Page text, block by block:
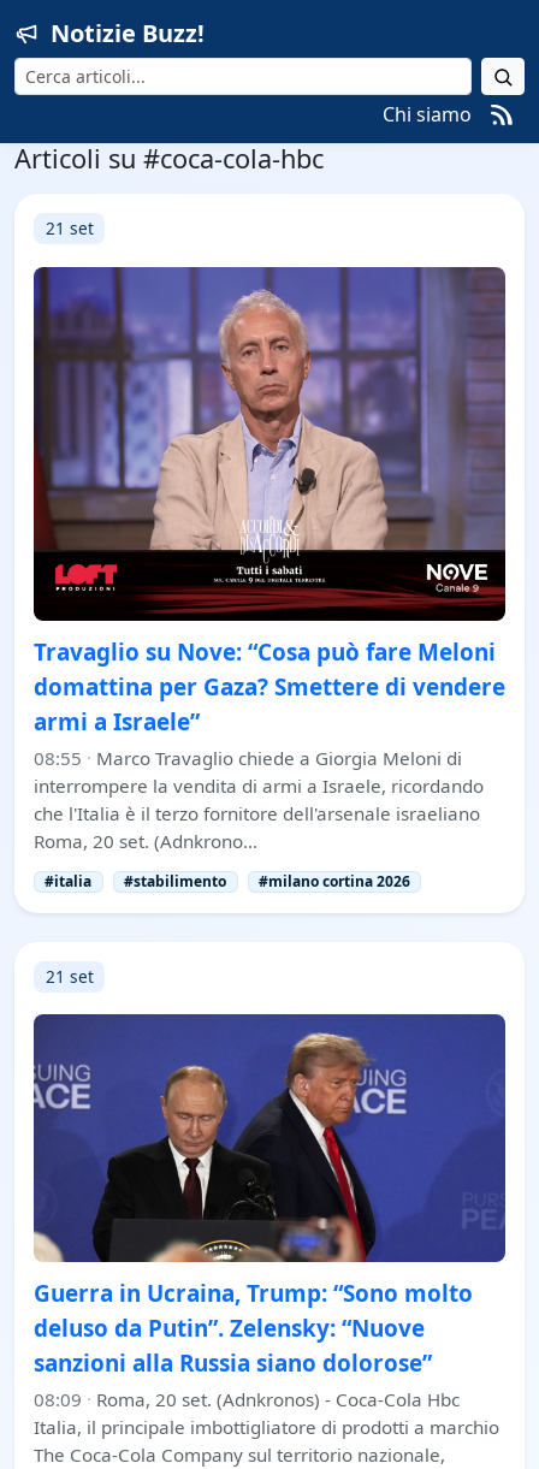
Notizie Buzz!
Cerca
Chi siamo
Articoli su #coca-cola-hbc
21 set
Travaglio su Nove: “Cosa può fare Meloni
domattina per Gaza? Smettere di vendere
armi a Israele”
08:55 · Marco Travaglio chiede a Giorgia Meloni di
interrompere la vendita di armi a Israele, ricordando
che l'Italia è il terzo fornitore dell'arsenale israeliano
Roma, 20 set. (Adnkrono…
#italia #stabilimento #milano cortina 2026
21 set
Guerra in Ucraina, Trump: “Sono molto
deluso da Putin”. Zelensky: “Nuove
sanzioni alla Russia siano dolorose”
08:09 · Roma, 20 set. (Adnkronos) - Coca-Cola Hbc
Italia, il principale imbottigliatore di prodotti a marchio
The Coca-Cola Company sul territorio nazionale,